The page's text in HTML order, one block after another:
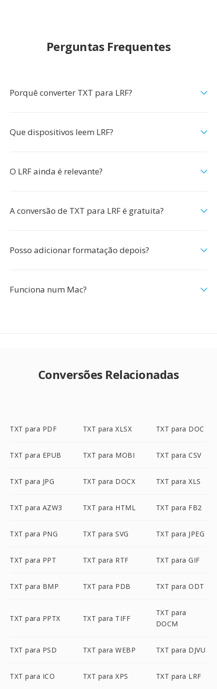
Perguntas Frequentes
Porquê converter TXT para LRF?
Que dispositivos leem LRF?
O LRF ainda é relevante?
A conversão de TXT para LRF é gratuita?
Posso adicionar formatação depois?
Funciona num Mac?
Conversões Relacionadas
TXT para PDF TXT para XLSX TXT para DOC
TXT para EPUB TXT para MOBI TXT para CSV
TXT para JPG TXT para DOCX TXT para XLS
TXT para AZW3 TXT para HTML TXT para FB2
TXT para PNG TXT para SVG TXT para JPEG
TXT para PPT TXT para RTF TXT para GIF
TXT para BMP TXT para PDB TXT para ODT
TXT para PPTX TXT para TIFF
TXT para
DOCM
TXT para PSD TXT para WEBP TXT para DJVU
TXT para ICO TXT para XPS TXT para LRF